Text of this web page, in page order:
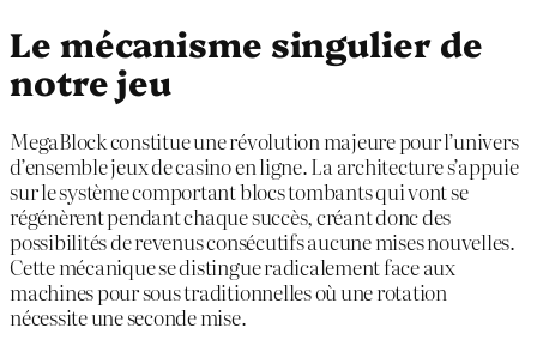
Le mécanisme singulier de
notre jeu
MegaBlock constitue une révolution majeure pour l’univers
d’ensemble jeux de casino en ligne. La architecture s’appuie
sur le système comportant blocs tombants qui vont se
régénèrent pendant chaque succès, créant donc des
possibilités de revenus consécutifs aucune mises nouvelles.
Cette mécanique se distingue radicalement face aux
machines pour sous traditionnelles où une rotation
nécessite une seconde mise.